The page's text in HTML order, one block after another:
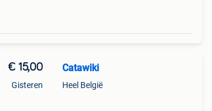
€ 15,00
Gisteren
Catawiki
Heel België